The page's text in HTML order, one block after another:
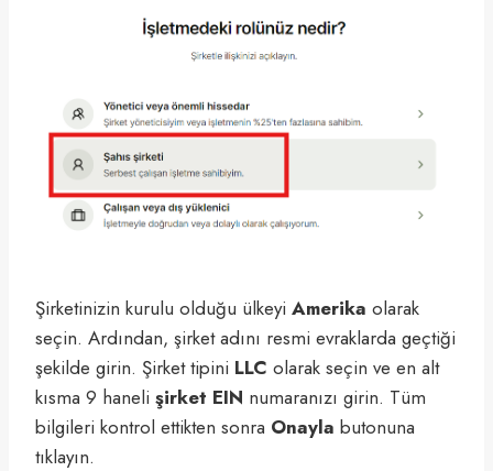
Şirketinizin kurulu olduğu ülkeyi Amerika olarak
seçin. Ardından, şirket adını resmi evraklarda geçtiği
şekilde girin. Şirket tipini LLC olarak seçin ve en alt
kısma 9 haneli şirket EIN numaranızı girin. Tüm
bilgileri kontrol ettikten sonra Onayla butonuna
tıklayın.